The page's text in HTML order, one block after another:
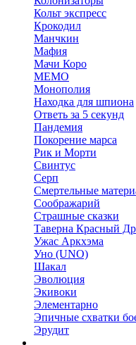
Кольт экспресс
Крокодил
Манчкин
Мафия
Мачи Коро
МЕМО
Монополия
Находка для шпиона
Ответь за 5 секунд
Пандемия
Покорение марса
Рик и Морти
Свинтус
Серп
Смертельные
Соображарий
Страшные сказки
Таверна Красный
Ужас Аркхэма
Уно (UNO)
Шакал
Эволюция
Экивоки
Элементарно
Эпичные схватки
Эрудит